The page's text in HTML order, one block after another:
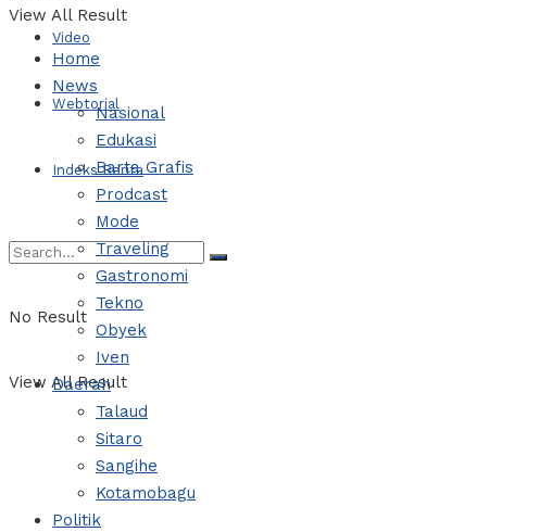
Video
Webtorial
Indeks Berita
No Result
View All Result
View All Result
Home
News
Nasional
Edukasi
Barta Grafis
Prodcast
Mode
Traveling
Gastronomi
Tekno
Obyek
Iven
Daerah
Talaud
Sitaro
Sangihe
Kotamobagu
Politik